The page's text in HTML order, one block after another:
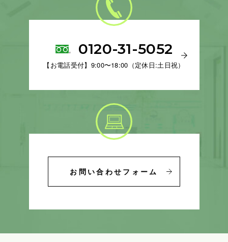
0120-31-5052
【お電話受付】9:00〜18:00（定休日:土日祝）
お問い合わせフォーム